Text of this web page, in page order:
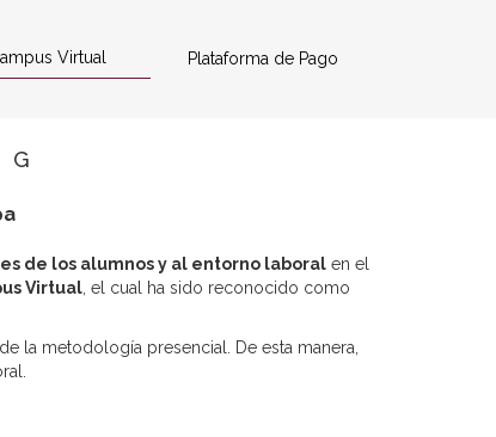
Virtual Plataforma de Pago
de los alumnos y al entorno laboral en el
Virtual , el cual ha sido reconocido como
la metodología presencial. De esta manera,